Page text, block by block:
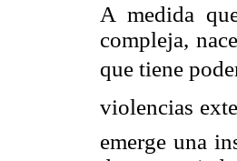
A medida
compleja,
que tiene
violencias
emerge una